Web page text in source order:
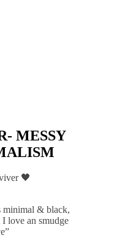
MESSY
🖤
minimal & black,
love an smudge